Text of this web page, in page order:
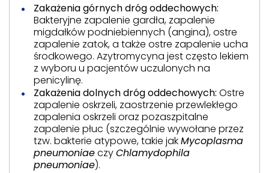
Zakażenia górnych dróg oddechowych:
Bakteryjne zapalenie gardła, zapalenie
migdałków podniebiennych (angina), ostre
zapalenie zatok, a także ostre zapalenie ucha
środkowego. Azytromycyna jest często lekiem
z wyboru u pacjentów uczulonych na
penicylinę.
Zakażenia dolnych dróg oddechowych: Ostre
zapalenie oskrzeli, zaostrzenie przewlekłego
zapalenia oskrzeli oraz pozaszpitalne
zapalenie płuc (szczególnie wywołane przez
tzw. bakterie atypowe, takie jakMycoplasma
pneumoniaeczyChlamydophila
pneumoniae).